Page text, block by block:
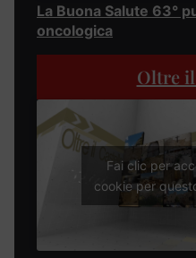
La Buona Salute 63°
oncologica
Oltre
Fai clic per
cookie per